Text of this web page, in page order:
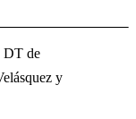
DT de
y